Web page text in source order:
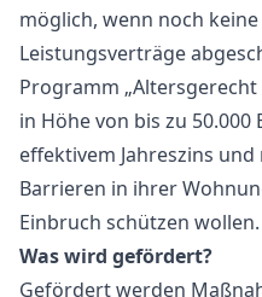
möglich, wenn noch
Leistungsverträge
Programm
in Höhe von bis zu
effektivem Jahreszins
Barrieren in ihrer
Einbruch schützen wollen.
Was wird gefördert?
Gefördert werden